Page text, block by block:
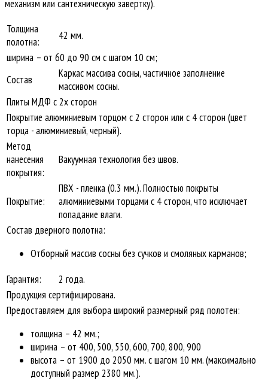
механизм или сантехническую завертку).
Толщина
полотна:
42 мм.
ширина – от 60 до 90 см с шагом 10 см;
Состав
Каркас массива сосны, частичное заполнение
массивом сосны.
Плиты МДФ с 2х сторон
Покрытие алюминиевым торцом с 2 сторон или с 4 сторон (цвет
торца - алюминиевый, черный).
Метод
нанесения
покрытия:
Вакуумная технология без швов.
Покрытие:
ПВХ - пленка (0.3 мм.). Полностью покрыты
алюминиевыми торцами с 4 сторон, что исключает
попадание влаги.
Состав дверного полотна:
Отборный массив сосны без сучков и смоляных карманов;
Гарантия:
2 года.
Продукция сертифицирована.
Предоставляем для выбора широкий размерный ряд полотен:
толщина – 42 мм.;
ширина – от 400, 500, 550, 600, 700, 800, 900
высота – от 1900 до 2050 мм. с шагом 10 мм. (максимально
доступный размер 2380 мм.).